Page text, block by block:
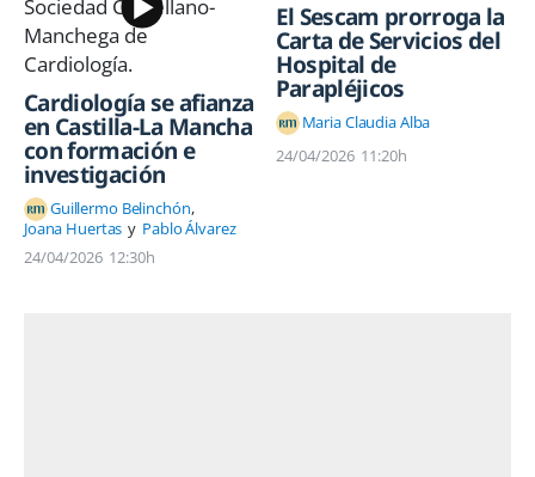
Cardiología se afianza
en Castilla-La Mancha
con formación e
investigación
Guillermo Belinchón
Joana Huertas
Pablo Álvarez
24/04/2026 12:30h
El Sescam prorroga la
Carta de Servicios del
Hospital de
Parapléjicos
Maria Claudia Alba
24/04/2026 11:20h